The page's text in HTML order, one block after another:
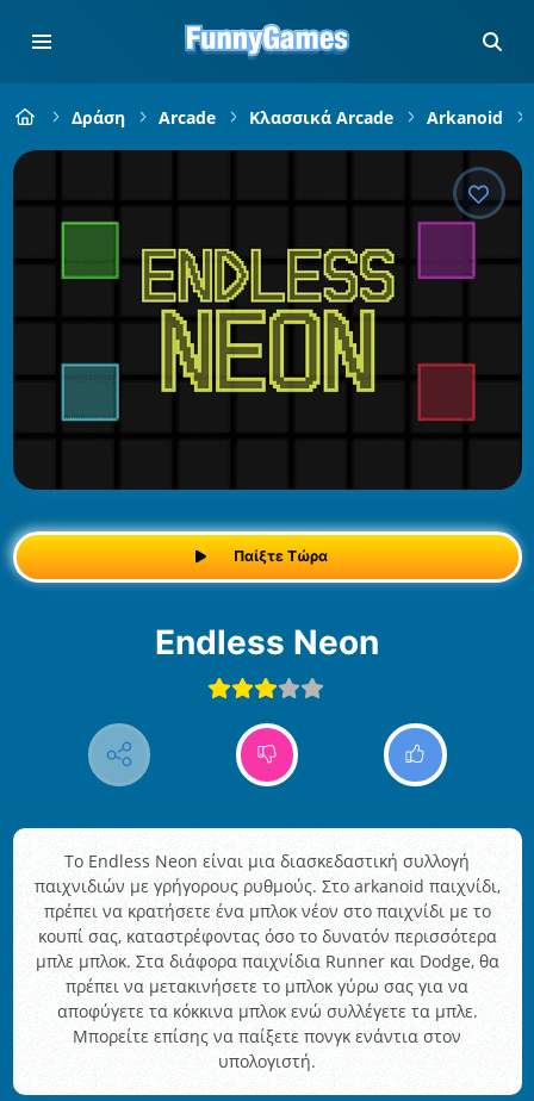
Δράση Arcade Κλασσικά Arcade Arkanoid
Παίξτε Τώρα
Endless Neon
Το Endless Neon είναι μια διασκεδαστική συλλογή
παιχνιδιών με γρήγορους ρυθμούς. Στο arkanoid παιχνίδι,
πρέπει να κρατήσετε ένα μπλοκ νέον στο παιχνίδι με το
κουπί σας, καταστρέφοντας όσο το δυνατόν περισσότερα
μπλε μπλοκ. Στα διάφορα παιχνίδια Runner και Dodge, θα
πρέπει να μετακινήσετε το μπλοκ γύρω σας για να
αποφύγετε τα κόκκινα μπλοκ ενώ συλλέγετε τα μπλε.
Μπορείτε επίσης να παίξετε πονγκ ενάντια στον
υπολογιστή.